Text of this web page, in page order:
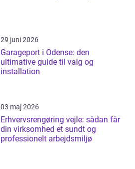
29 juni 2026
Garageport i Odense: den
ultimative guide til valg og
installation
03 maj 2026
Erhvervsrengøring vejle: sådan får
din virksomhed et sundt og
professionelt arbejdsmiljø